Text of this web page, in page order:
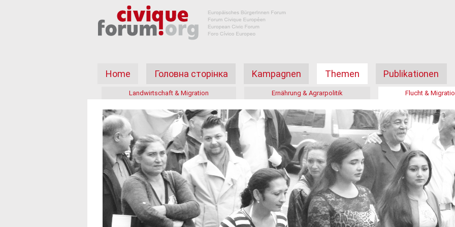
Home Головна сторінка Kampagnen Themen Publikationen
Landwirtschaft & Migration Ernährung & Agrarpolitik Flucht &